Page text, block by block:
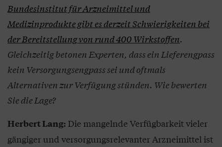
Bundesinstitut für Arzneimittel und
Medizinprodukte gibt es derzeit Schwierigkeiten bei
der Bereitstellung von rund 400 Wirkstoffen.
Gleichzeitig betonen Experten, dass ein Lieferengpass
kein Versorgungsengpass sei und oftmals
Alternativen zur Verfügung stünden. Wie bewerten
Sie die Lage?
Herbert Lang: Die mangelnde Verfügbarkeit vieler
gängiger und versorgungsrelevanter Arzneimittel ist